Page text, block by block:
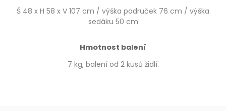
Š 48 x H 58 x V 107 cm / výška područek 76 cm / výška
sedáku 50 cm
Hmotnost balení
7 kg, balení od 2 kusů židlí.